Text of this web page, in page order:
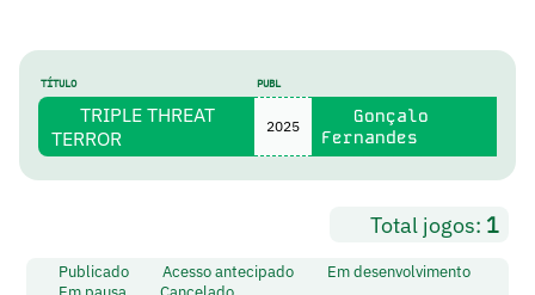
TÍTULO PUBL
TRIPLE THREAT
TERROR
2025
Gonçalo
Fernandes
Total jogos: 1
Publicado Acesso antecipado
Em desenvolvimento